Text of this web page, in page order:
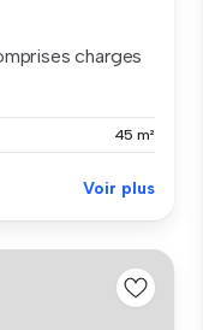
charges
45 m²
Voir plus